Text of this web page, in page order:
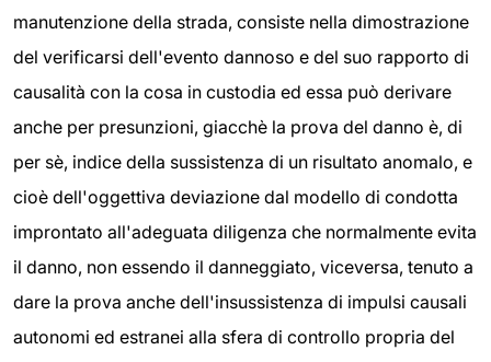
manutenzione della strada, consiste nella dimostrazione
del verificarsi dell'evento dannoso e del suo rapporto di
causalità con la cosa in custodia ed essa può derivare
anche per presunzioni, giacchè la prova del danno è, di
per sè, indice della sussistenza di un risultato anomalo, e
cioè dell'oggettiva deviazione dal modello di condotta
improntato all'adeguata diligenza che normalmente evita
il danno, non essendo il danneggiato, viceversa, tenuto a
dare la prova anche dell'insussistenza di impulsi causali
autonomi ed estranei alla sfera di controllo propria del